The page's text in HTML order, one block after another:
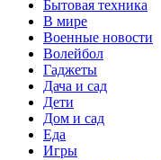
Бытовая техника
В мире
Военные новости
Волейбол
Гаджеты
Дача и сад
Дети
Дом и сад
Еда
Игры